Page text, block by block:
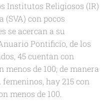
Institutos Religiosos (IR)
(SVA) con pocos
se acercan a su
Pontificio, de los
45 cuentan con
menos de 100; de manera
hay 215 con
menos de 100.